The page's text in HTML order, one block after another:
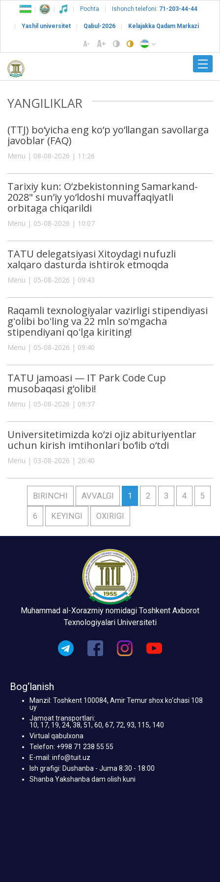
Pochta Ishonch telefoni: 71-203-44-44
Yashil universitet Qabul-2026 Kelajakka Qadam Markazi
YANGILIKLAR
(TTJ) bo‘yicha eng ko‘p yo‘llangan savollarga
javoblar (FAQ)
Menu | 08-08-2026 | 11:26
Tarixiy kun: O‘zbekistonning Samarkand-
2028" sun’iy yo‘ldoshi muvaffaqiyatli
orbitaga chiqarildi
Menu | 05-08-2026 | 10:07
TATU delegatsiyasi Xitoydagi nufuzli
xalqaro dasturda ishtirok etmoqda
Menu | 05-08-2026 | 09:43
Raqamli texnologiyalar vazirligi stipendiyasi
gʻolibi boʻling va 22 mln soʻmgacha
stipendiyani qoʻlga kiriting!
Menu | 05-08-2026 | 09:40
TATU jamoasi — IT Park Code Cup
musobaqasi g‘olibi!
Menu | 05-08-2026 | 09:37
Universitetimizda ko‘zi ojiz abituriyentlar
uchun kirish imtihonlari bo‘lib o‘tdi
Menu | 03-08-2026 | 20:40
BIRINCHI AVVALGI 1 2 3 4 5
6 KEYINGI OXIRIGI
Muhammad al-Xorazmiy nomidagi Toshkent Axborot
Texnologiyalari Universiteti
Bog‘lanish
Manzil: Toshkent 100084, Amir Temur shox ko‘chasi 108
uy
Jamoat transportlari:
10, 17, 19, 24, 38, 51, 60, 67, 72, 93, 115, 140
Virtual qabulxona
Telefon: +998 71 238 55 55
E-mail: info@tuit.uz
Ish grafigi: Dushanba - Juma 8:30 - 18:00
Shanba Yakshanba dam olish kuni